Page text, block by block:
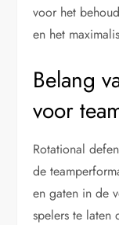
voor het
en het
Belang
voor
Rotational
de
en gaten in de
spelers te laten